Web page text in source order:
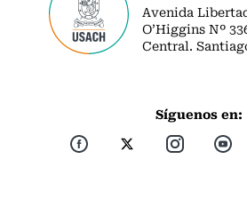
Avenida
O’Higgins Nº
Central.
Síguenos en: